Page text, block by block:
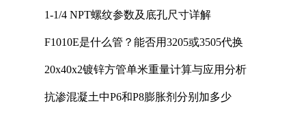
1-1/4 NPT螺纹参数及底孔尺寸详解
F1010E是什么管？能否用3205或3505代换
20x40x2镀锌方管单米重量计算与应用分析
抗渗混凝土中P6和P8膨胀剂分别加多少